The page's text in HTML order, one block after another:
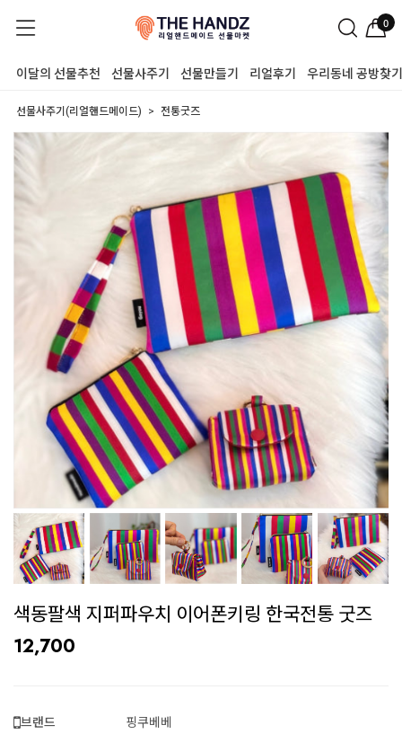
0
이달의 선물추천 선물사주기 선물만들기 리얼후기 우리동네 공방찾기
선물사주기(리얼핸드메이드) 전통굿즈
색동팔색 지퍼파우치 이어폰키링 한국전통 굿즈
12,700
브랜드
핑쿠베베